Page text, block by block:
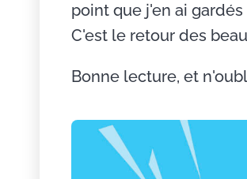
point que j'en ai
C'est le retour des
Bonne lecture, et